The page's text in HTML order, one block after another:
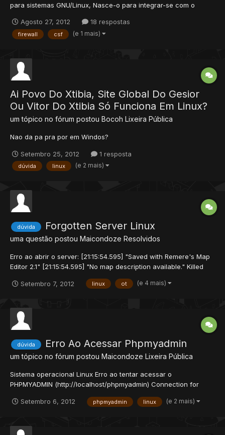
para sistemas GNU/Linux, Nasce-o para integrar-se com o
desenvolvedores implementaram uma versão genérica que
funciona hoje nas distribuições mais populares dos sistemas
Agosto 27, 2012 18 respostas
firewall csf (e 1 mais)
Ai Povo Do Xtibia, Site Global Do Gesior
Ou Vitor Do Xtibia Só Funciona Em Linux?
um tópico no fórum postou Bocoh Lixeira Pública
Nao da pa pra por em Windos?
Setembro 25, 2012 1 resposta
dúvida linux (e 2 mais)
dúvida Forgotten Server Linux
uma questão postou Maicondoze Resolvidos
Erro ao abrir o server: [21:15:54.595] "Saved with Remere's Map
Editor 2.1" [21:15:54.595] "No map description available." Killed
Setembro 7, 2012
linux ot (e 4 mais)
dúvida Erro Ao Acessar Phpmyadmin
um tópico no fórum postou Maicondoze Lixeira Pública
Sistema operacional Linux Erro ao tentar acessar o
PHPMYADMIN (http://localhost/phpmyadmin) Connection for
Setembro 6, 2012
phpmyadmin linux (e 2 mais)